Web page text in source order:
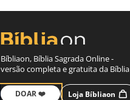
Bíbliaon, Bíblia Sagrada Online -
versão completa e gratuita da Bíblia
DOAR ❤️ Loja Bíbliaon